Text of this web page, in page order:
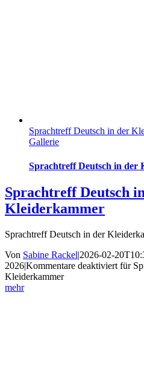
Sprachtreff Deutsch in der
Gallerie
Sprachtreff Deutsch in der
Sprachtreff Deutsch
Kleiderkammer
Sprachtreff Deutsch in der
Von Sabine Rackel|2026-02-
2026|Kommentare deaktiviert für
Kleiderkammer
mehr